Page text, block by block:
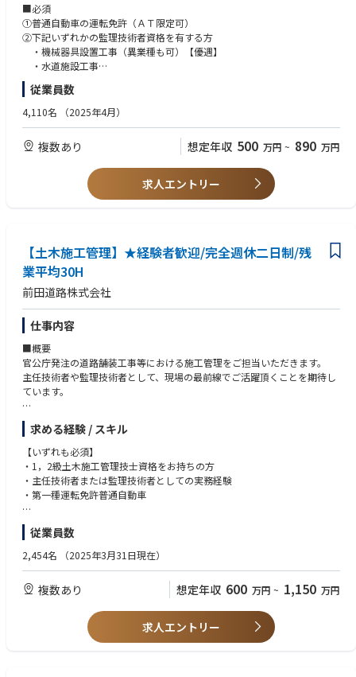
・計画積算
・仮設計画の作成
※施工図などの図面作成は行いません。
■案件・業務について
半年～１年、長くて２～３年です。
現場までの通勤が難しい場合には、半年～1年の長期出張となります。
＊担当案件数（規模や期間により件数は変動します）
大規模案件：年間1件程度
＊受注金額・フォロー体制
＊DXへの取り組み
タブレットを活用した施工管理など、DXを活用し業務効率化の取り組みを
行っています。
■働き方：
・在宅：担当現場がない、稼働していないときは、事務作業を在宅で行う
ことが可能（最低週1回は出社）
・夜勤：なし
■同社の特徴：
・顧客ニーズに応える為、水質分析から基本プロセス設計、EPC、維持管
理、メンテナンス、薬品提供までワンストップで提供しています。
・官公庁8割・民間2割で案件を受注しており、主な顧客は国内外の官公庁
／地方自治体／水族館／テーマパーク／飲料メーカー／医薬品メーカー等
です。
■必須
①普通自動車の運転免許（ＡＴ限定可）
②下記いずれかの監理技術者資格を有する方
・機械器具設置工事（異業種も可）【優遇】
・水道施設工事
・清掃施設工事
■歓迎
従業員数
4,110名 （2025年4月）
複数あり 想定年収 500 万円 ~ 890 万円
求人エントリー
【土木施工管理】★経験者歓迎/完全週休二日制/残
業平均30H
前田道路株式会社
仕事内容
■概要
官公庁発注の道路舗装工事等における施工管理をご担当いただきます。
主任技術者や監理技術者として、現場の最前線でご活躍頂くことを期待し
ています。
■詳細
・工程・品質・安全・原価の4大管理の徹底
・発注者との打合せ、協議、および報告対応
・協力会社の手配と調整、施工体制の構築と管理
・施工計画書や工程表など各種提出書類の作成・管理
・写真・出来形管理、品質記録の整備
・中間・完成検査への対応、竣工書類作成
求める経験 / スキル
【いずれも必須】
・1，2級土木施工管理技士資格をお持ちの方
・主任技術者または監理技術者としての実務経験
・第一種運転免許普通自動車
下記のような方が活躍しています：
・チームをまとめ、リーダーシップを発揮できる方
・明るく前向きに仕事に取り組める方
【入社後の流れ】
・数か月間は先輩社員と同行し、現場の流れを体験
・その後、先輩社員の指導を受けながら担当現場をお任せ
・相談・フォロー体制が充実しているため、安心して成長できます
従業員数
2,454名 （2025年3月31日現在）
複数あり 想定年収 600 万円 ~ 1,150 万円
求人エントリー